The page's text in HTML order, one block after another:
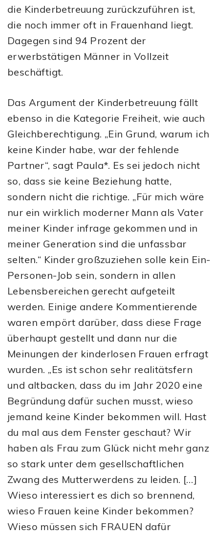
die Kinderbetreuung zurückzuführen ist,
die noch immer oft in Frauenhand liegt.
Dagegen sind 94 Prozent der
erwerbstätigen Männer in Vollzeit
beschäftigt.
Das Argument der Kinderbetreuung fällt
ebenso in die Kategorie Freiheit, wie auch
Gleichberechtigung. „Ein Grund, warum ich
keine Kinder habe, war der fehlende
Partner“, sagt Paula*. Es sei jedoch nicht
so, dass sie keine Beziehung hatte,
sondern nicht die richtige. „Für mich wäre
nur ein wirklich moderner Mann als Vater
meiner Kinder infrage gekommen und in
meiner Generation sind die unfassbar
selten.“ Kinder großzuziehen solle kein Ein-
Personen-Job sein, sondern in allen
Lebensbereichen gerecht aufgeteilt
werden. Einige andere Kommentierende
waren empört darüber, dass diese Frage
überhaupt gestellt und dann nur die
Meinungen der kinderlosen Frauen erfragt
wurden. „Es ist schon sehr realitätsfern
und altbacken, dass du im Jahr 2020 eine
Begründung dafür suchen musst, wieso
jemand keine Kinder bekommen will. Hast
du mal aus dem Fenster geschaut? Wir
haben als Frau zum Glück nicht mehr ganz
so stark unter dem gesellschaftlichen
Zwang des Mutterwerdens zu leiden. […]
Wieso interessiert es dich so brennend,
wieso Frauen keine Kinder bekommen?
Wieso müssen sich FRAUEN dafür